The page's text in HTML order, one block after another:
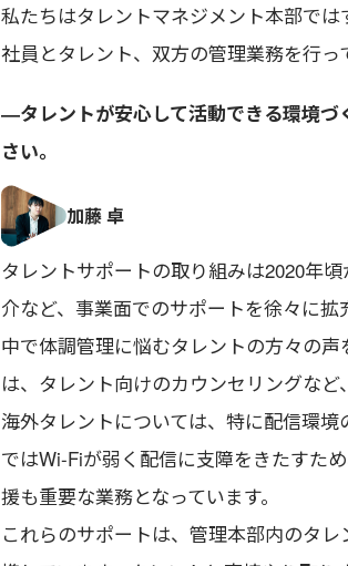
私たちはタレントマネジメント本部で
社員とタレント、双方の管理業務を行っ
―タレントが安心して活動できる環境づ
さい。
タレントサポートの取り組みは2020年
介など、事業面でのサポートを徐々に
中で体調管理に悩むタレントの方々の
は、タレント向けのカウンセリングなど
海外タレントについては、特に配信環
ではWi-Fiが弱く配信に支障をきたすた
援も重要な業務となっています。
これらのサポートは、管理本部内のタ